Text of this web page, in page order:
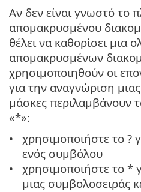
Αν δεν είναι γνωστό το
απομακρυσμένου
θέλει να καθορίσει μια
απομακρυσμένων
χρησιμοποιηθούν οι
για την αναγνώριση
μάσκες περιλαμβάνουν
«*»:
χρησιμοποιήστε το ?
ενός συμβόλου
χρησιμοποιήστε το *
μιας συμβολοσειράς